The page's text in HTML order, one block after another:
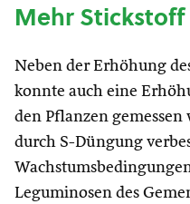
Mehr Stickstoff
Neben der Erhöhung
konnte auch eine
den Pflanzen
durch S-Düngung
Leguminosen des